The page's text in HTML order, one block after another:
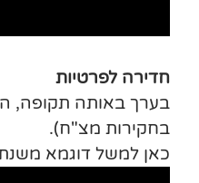
חדירה לפרטיות
בערך באותה תקופה,
בחקירות מצ"ח).
כאן למשל דוגמא משנת 2002, מכתבה שהעיתונאית הצעירה יונית לוי עשתה על "חדירה לפרטיות" ושודרה ב"אולפן שישי" של ערוץ 2